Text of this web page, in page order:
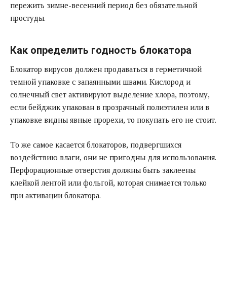
пережить зимне-весенний период без обязательной
простуды.
Как определить годность блокатора
Блокатор вирусов должен продаваться в герметичной
темной упаковке с запаянными швами. Кислород и
солнечный свет активируют выделение хлора, поэтому,
если бейджик упакован в прозрачный полиэтилен или в
упаковке видны явные прорехи, то покупать его не стоит.
То же самое касается блокаторов, подвергшихся
воздействию влаги, они не пригодны для использования.
Перфорационные отверстия должны быть заклеены
клейкой лентой или фольгой, которая снимается только
при активации блокатора.